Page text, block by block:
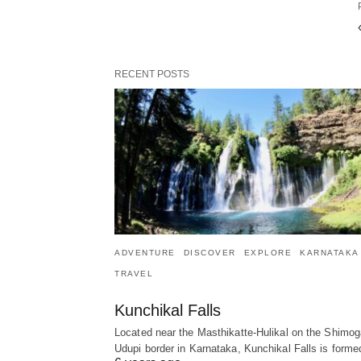
RECENT POSTS
ADVENTURE DISCOVER EXPLORE KARNATAKA
TRAVEL
Kunchikal Falls
Located near the Masthikatte-Hulikal on the
Udupi border in Karnataka, Kunchikal Falls is